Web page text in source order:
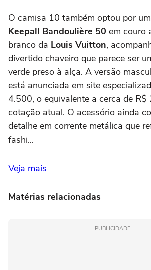
O camisa 10 também optou por
Keepall Bandoulière 50 em couro
branco da Louis Vuitton,
divertido chaveiro que parece ser
verde preso à alça. A versão
está anunciada em site
4.500, o equivalente a cerca de
cotação atual. O acessório ainda
detalhe em corrente metálica que
fashi...
Veja mais
Matérias relacionadas
PUBLICIDADE